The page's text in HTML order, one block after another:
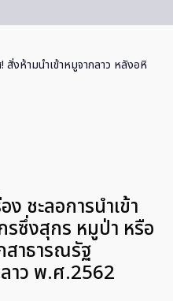
สั่งห้ามนำเข้าหมูจากลาว หลังอหิ
ชะลอการนำเข้า
รซึ่งสุกร หมูป่า หรือ
สาธารณรัฐ
าว พ.ศ.2562